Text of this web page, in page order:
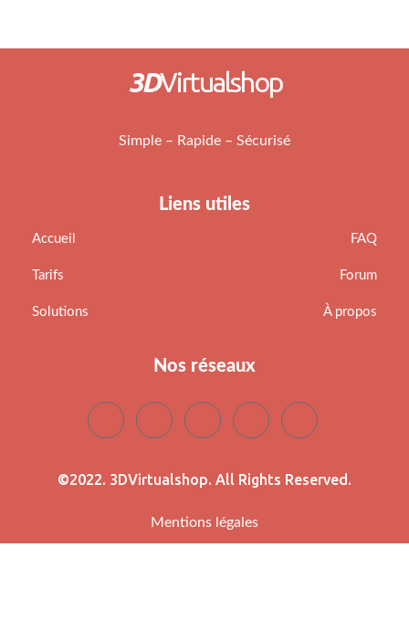
3DVirtualshop
Simple – Rapide – Sécurisé
Liens utiles
Accueil
Tarifs
Solutions
FAQ
Forum
À propos
Nos réseaux
©2022. 3DVirtualshop. All Rights Reserved.
Mentions légales